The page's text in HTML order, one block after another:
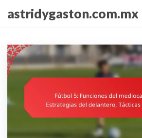
content
astridygaston.com.mx